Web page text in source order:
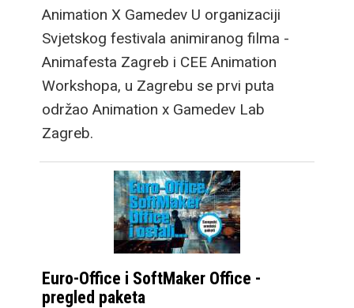
otklopite novi Galaxy
Fold8 jer dobivate
dobro poznat 4: 3
omjer stranica, idealan
za scrollanje webom,
također multimedija
može pokriti puno veći
postotak zaslona, tako
da iako je na prvu manji
od novog Fold8 Ultra
Animation X Gamedev U organizaciji
Svjetskog festivala animiranog filma -
Animafesta Zagreb i CEE Animation
Workshopa, u Zagrebu se prvi puta
održao Animation x Gamedev Lab
Zagreb.
Euro-Office i SoftMaker Office -
pregled paketa